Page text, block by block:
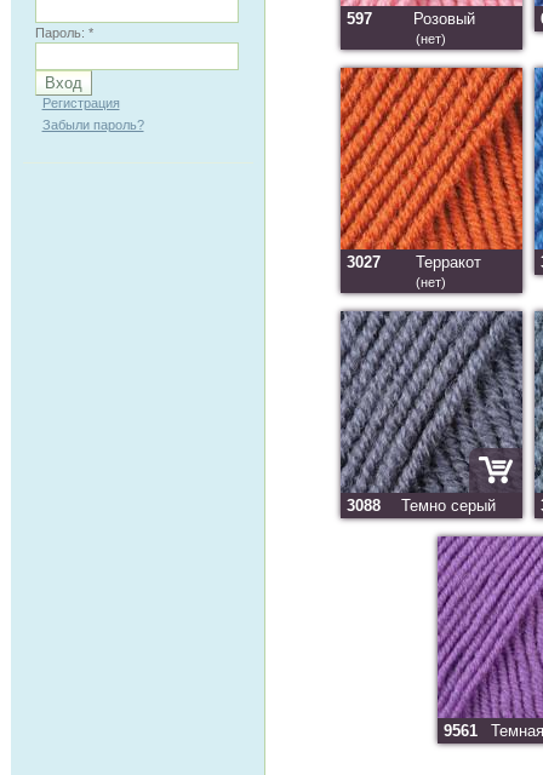
Пароль: *
Регистрация
Забыли пароль?
597 Розовый
(нет)
3027 Терракот
(нет)
3088 Темно серый
9561